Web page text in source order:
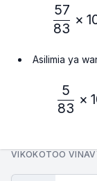
83
57
×
Asilimia ya
83
5
×
VIKOKOTOO